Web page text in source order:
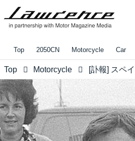
Top 2050CN Motorcycle Car
Top Motorcycle